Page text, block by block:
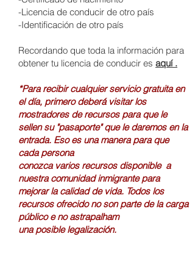
-Licencia de conducir de otro país
-Identificación de otro país
Recordando que toda la información para
obtener tu licencia de conducir es aquí .
*Para recibir cualquierserviciogratuita en
el día, primero deberá visitar los
mostradores de recursos para que le
sellen su "pasaporte" que le daremos en la
entrada. Eso esuna manera para que
cada persona
conozca variosrecursos disponiblea
nuestra comunidad inmigrante para
mejorar la calidad de vida. Todos los
recursosofrecido noson parte de la carga
públicoe noastrapalham
unaposible legalización.